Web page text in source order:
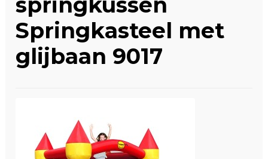
Winkelwagen
Springkasteel met
glijbaan 9017